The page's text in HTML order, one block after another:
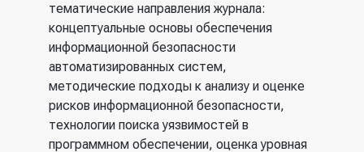
тематические направления журнала:
концептуальные основы обеспечения
информационной безопасности
автоматизированных систем,
методические подходы к анализу и оценке
рисков информационной безопасности,
технологии поиска уязвимостей в
программном обеспечении, оценка уровная